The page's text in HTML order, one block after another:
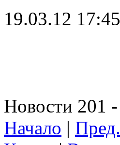
19.03.12 17:45
Новости 201
Начало | Пред.